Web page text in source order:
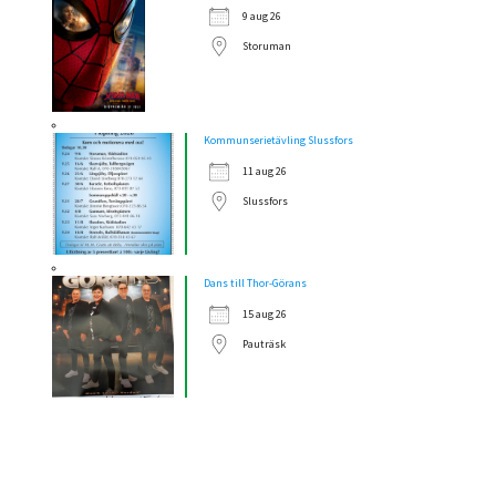
9 aug 26
Storuman
Kommunserietävling Slussfors
11 aug 26
Slussfors
Dans till Thor-Görans
15 aug 26
Pauträsk